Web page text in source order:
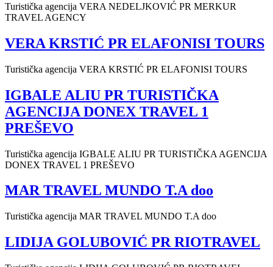
Turistička agencija VERA NEDELJKOVIĆ PR MERKUR
TRAVEL AGENCY
VERA KRSTIĆ PR ELAFONISI TOURS
Turistička agencija VERA KRSTIĆ PR ELAFONISI TOURS
IGBALE ALIU PR TURISTIČKA
AGENCIJA DONEX TRAVEL 1
PREŠEVO
Turistička agencija IGBALE ALIU PR TURISTIČKA AGENCIJA
DONEX TRAVEL 1 PREŠEVO
MAR TRAVEL MUNDO T.A doo
Turistička agencija MAR TRAVEL MUNDO T.A doo
LIDIJA GOLUBOVIĆ PR RIOTRAVEL